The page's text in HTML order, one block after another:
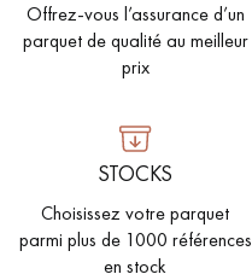
Offrez-vous l’assurance d’un
parquet de qualité au meilleur
prix
STOCKS
Choisissez votre parquet
parmi plus de 1000 références
en stock